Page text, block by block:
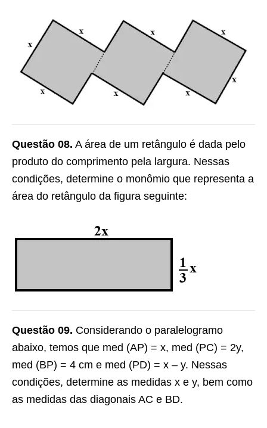
Questão 08. A área de um retângulo é dada pelo
produto do comprimento pela largura. Nessas
condições, determine o monômio que representa a
área do retângulo da figura seguinte:
Questão 09. Considerando o paralelogramo
abaixo, temos que med (AP) = x, med (PC) = 2y,
med (BP) = 4 cm e med (PD) = x – y. Nessas
condições, determine as medidas x e y, bem como
as medidas das diagonais AC e BD.